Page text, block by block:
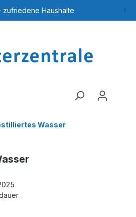
zufriedene Haushalte
Wasser